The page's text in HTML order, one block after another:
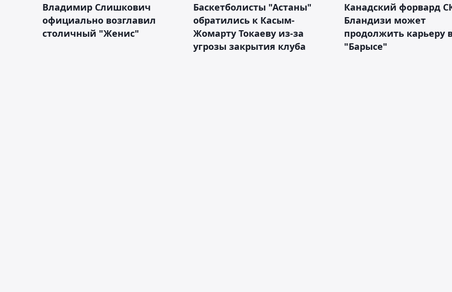
Владимир Слишкович
официально возглавил
столичный "Женис"
Баскетболисты "Астаны"
обратились к Касым-
Жомарту Токаеву из-за
угрозы закрытия клуба
Канадский форвард
Бландизи может
продолжить карьеру
"Барысе"